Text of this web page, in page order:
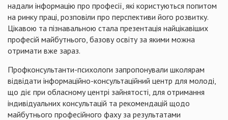
надали інформацію про професії, які користуються попитом
на ринку праці, розповіли про перспективи його розвитку.
Цікавою та пізнавальною стала презентація найцікавіших
професій майбутнього, базову освіту за якими можна
отримати вже зараз.
Профконсультанти-психологи запропонували школярам
відвідати інформаційно-консультаційний центр для молоді,
що діє при обласному центрі зайнятості, для отримання
індивідуальних консультацій та рекомендацій щодо
майбутнього професійного фаху за результатами